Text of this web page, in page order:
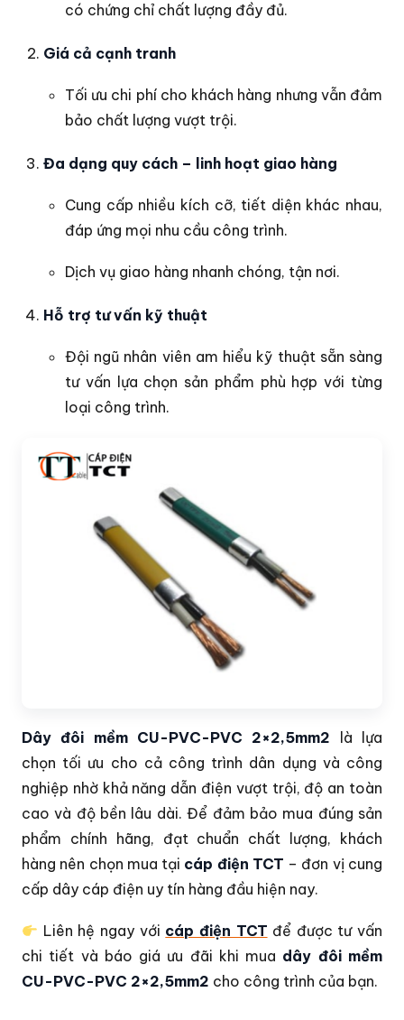
có chứng chỉ chất lượng đầy đủ.
Giá cả cạnh tranh
Tối ưu chi phí cho khách hàng nhưng vẫn đảm
bảo chất lượng vượt trội.
Đa dạng quy cách – linh hoạt giao hàng
Cung cấp nhiều kích cỡ, tiết diện khác nhau,
đáp ứng mọi nhu cầu công trình.
Dịch vụ giao hàng nhanh chóng, tận nơi.
Hỗ trợ tư vấn kỹ thuật
Đội ngũ nhân viên am hiểu kỹ thuật sẵn sàng
tư vấn lựa chọn sản phẩm phù hợp với từng
loại công trình.
Dây đôi mềm CU-PVC-PVC 2×2,5mm2 là lựa
chọn tối ưu cho cả công trình dân dụng và công
nghiệp nhờ khả năng dẫn điện vượt trội, độ an toàn
cao và độ bền lâu dài. Để đảm bảo mua đúng sản
phẩm chính hãng, đạt chuẩn chất lượng, khách
hàng nên chọn mua tại cáp điện TCT – đơn vị cung
cấp dây cáp điện uy tín hàng đầu hiện nay.
Liên hệ ngay với cáp điện TCT để được tư vấn
chi tiết và báo giá ưu đãi khi mua dây đôi mềm
CU-PVC-PVC 2×2,5mm2 cho công trình của bạn.